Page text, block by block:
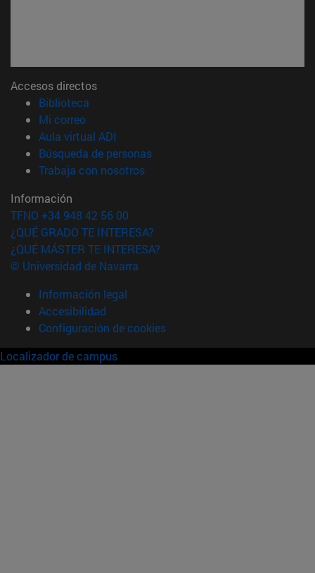
Accesos directos
Biblioteca
Mi correo(abre en nueva ventana)
Aula virtual ADI
Búsqueda de personas(abre en nueva ventana)
Trabaja con nosotros(abre en nueva ventana)
Información
TFNO +34 948 42 56 00
¿QUÉ GRADO TE INTERESA?
¿QUÉ MÁSTER TE INTERESA?
© Universidad de Navarra
Información legal
Accesibilidad
Configuración de cookies
Localizador de campus